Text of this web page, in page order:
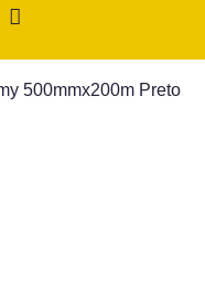
500mmx200m Preto